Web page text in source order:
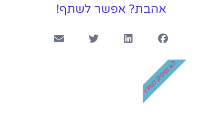
אהבת? אפשר לשתף!
לא נפסיק לשיר!